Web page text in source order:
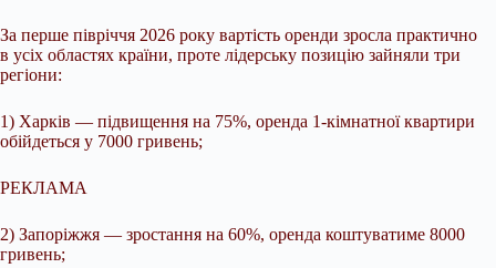
За перше півріччя 2026 року вартість оренди зросла практично
в усіх областях країни, проте лідерську позицію зайняли три
регіони:
1) Харків — підвищення на 75%, оренда 1-кімнатної квартири
обійдеться у 7000 гривень;
РЕКЛАМА
2) Запоріжжя — зростання на 60%, оренда коштуватиме 8000
гривень;